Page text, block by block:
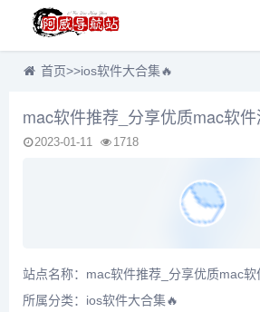
首页>>ios软件大合集🔥
2023-01-11 1718
站点名称：mac软件推荐_分享优质mac
所属分类： ios软件大合集🔥